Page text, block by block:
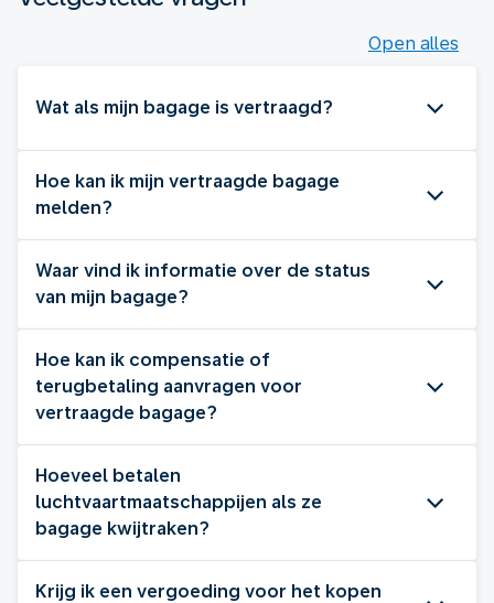
Open alles
Wat als mijn bagage is vertraagd?
Hoe kan ik mijn vertraagde bagage
melden?
Waar vind ik informatie over de status
van mijn bagage?
Hoe kan ik compensatie of
terugbetaling aanvragen voor
vertraagde bagage?
Hoeveel betalen
luchtvaartmaatschappijen als ze
bagage kwijtraken?
Krijg ik een vergoeding voor het kopen